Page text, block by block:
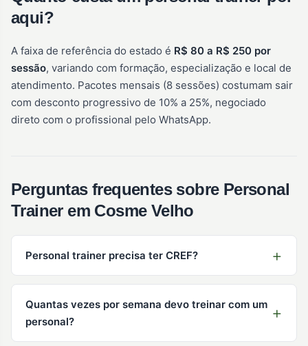
aqui?
A faixa de referência do estado é R$ 80 a R$ 250 por
sessão, variando com formação, especialização e local de
atendimento. Pacotes mensais (8 sessões) costumam sair
com desconto progressivo de 10% a 25%, negociado
direto com o profissional pelo WhatsApp.
Perguntas frequentes sobre Personal
Trainer em Cosme Velho
Personal trainer precisa ter CREF?
Quantas vezes por semana devo treinar com um
personal?